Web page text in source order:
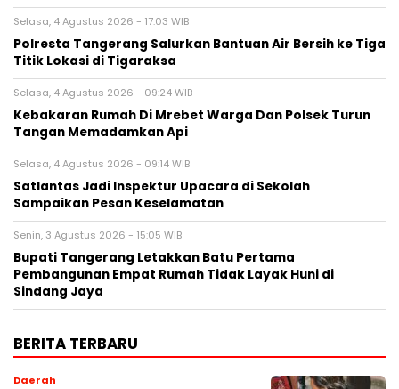
Selasa, 4 Agustus 2026 - 17:03 WIB
Polresta Tangerang Salurkan Bantuan Air Bersih ke Tiga
Titik Lokasi di Tigaraksa
Selasa, 4 Agustus 2026 - 09:24 WIB
Kebakaran Rumah Di Mrebet Warga Dan Polsek Turun
Tangan Memadamkan Api
Selasa, 4 Agustus 2026 - 09:14 WIB
Satlantas Jadi Inspektur Upacara di Sekolah
Sampaikan Pesan Keselamatan
Senin, 3 Agustus 2026 - 15:05 WIB
Bupati Tangerang Letakkan Batu Pertama
Pembangunan Empat Rumah Tidak Layak Huni di
Sindang Jaya
BERITA TERBARU
Daerah